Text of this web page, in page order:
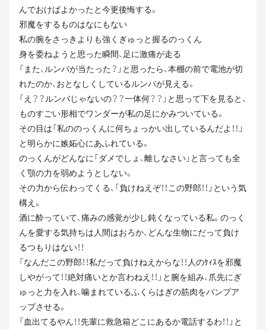
んでおけばよかったと今更後悔する。
邪魔をするものはなにもない
私の腕をさっきよりも強くぎゅっと握るのっくん
身を委ねようと思った瞬間、足に激痛が走る
「また、ルンバが当たった？」と思ったら、本棚の前で電池が切
れたのか、おとなしくしているルンバが見える。
「え？？ルンバじゃないの？？一体何？？」と思って下を見ると、
ものすごい形相でワンダーが私の足にかみついている。
その目は「私ののっくんに何ちょっかい出しているんだよ！！」
と明らかに嫉妬心にあふれている。
のっくんがどんなに「ダメでしょ、離しなさい」と言っても全
く顎の力を弱めようとしない。
その力から伝わってくる、「負けねえぞ！！この野郎！！」という気
構え。
酒に酔っていて、痛みの感覚が少し鈍くなっている私。のっく
んを愛する気持ちは人間はおろか、どんな生物にだって負け
るつもりはない！！
「なんだこの野郎！！私だって負けねえからな！！人のｹｨｽを邪魔
しやがって！！絶対痛いとか言わねえ！！」と腕を組み、爪先にぎ
ゅっと力を入れ、噛まれているふくらはぎの筋肉をパンプア
ップさせる。
「血出てるやん！！先輩に救急箱どこにあるか電話するわ！！」と